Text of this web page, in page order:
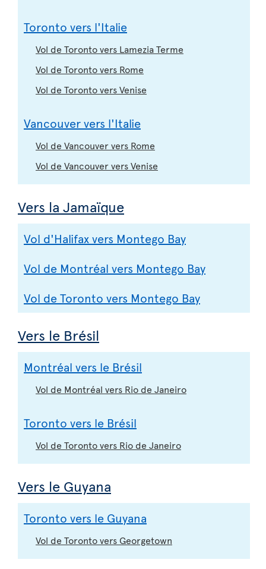
Toronto vers l'Italie
Vol de Toronto vers Lamezia Terme
Vol de Toronto vers Rome
Vol de Toronto vers Venise
Vancouver vers l'Italie
Vol de Vancouver vers Rome
Vol de Vancouver vers Venise
Vers la Jamaïque
Vol d'Halifax vers Montego Bay
Vol de Montréal vers Montego Bay
Vol de Toronto vers Montego Bay
Vers le Brésil
Montréal vers le Brésil
Vol de Montréal vers Rio de Janeiro
Toronto vers le Brésil
Vol de Toronto vers Rio de Janeiro
Vers le Guyana
Toronto vers le Guyana
Vol de Toronto vers Georgetown